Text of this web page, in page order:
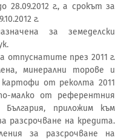
28.09.2012 г., а срокът за
г.
за земеделски
отпуснатите през 2011 г.
минерални торове и
от реколта 2011
малко от референтния
приложим към
разсрочване на кредита.
за разсрочване на